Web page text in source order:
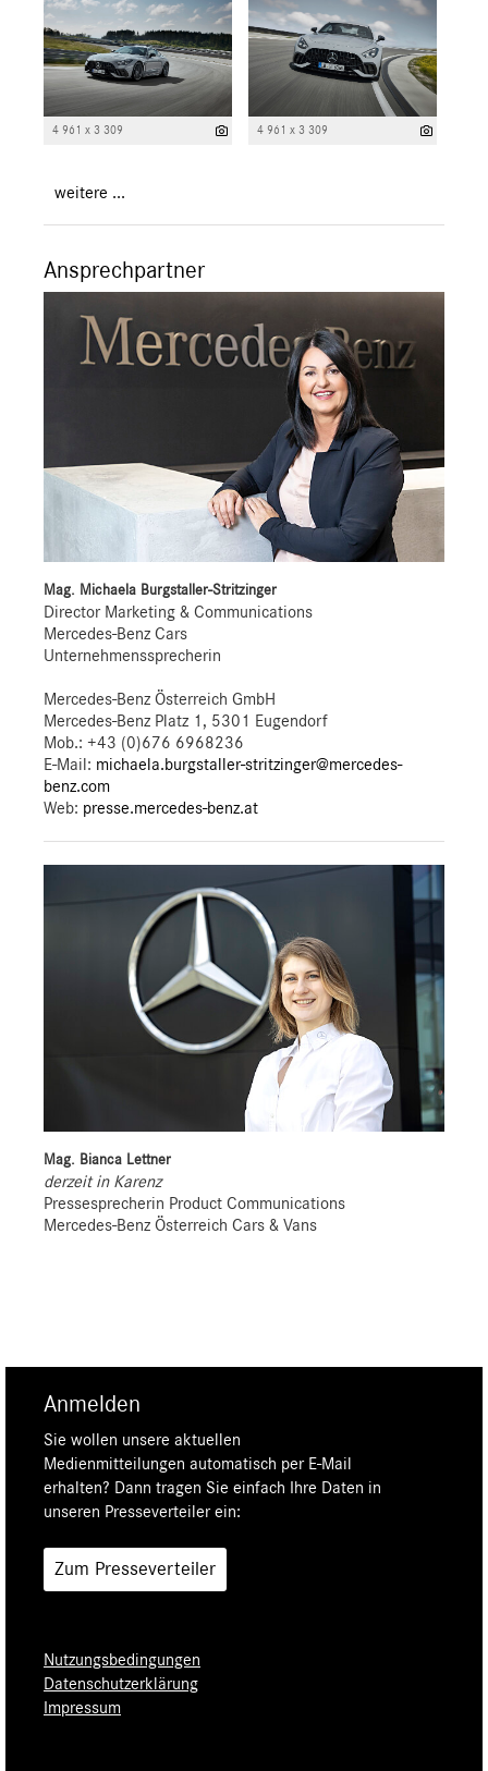
4 961 x 3 309 4 961 x 3 309
weitere ...
Ansprechpartner
Mag. Michaela Burgstaller-Stritzinger
Director Marketing & Communications
Mercedes-Benz Cars
Unternehmenssprecherin
Mercedes-Benz Österreich GmbH
Mercedes-Benz Platz 1, 5301 Eugendorf
Mob.: +43 (0)676 6968236
E-Mail: michaela.burgstaller-stritzinger@mercedes-
benz.com
Web: presse.mercedes-benz.at
Mag. Bianca Lettner
derzeit in Karenz
Pressesprecherin Product Communications
Mercedes-Benz Österreich Cars & Vans
Anmelden
Sie wollen unsere aktuellen
Medienmitteilungen automatisch per E-Mail
erhalten? Dann tragen Sie einfach Ihre Daten in
unseren Presseverteiler ein:
Zum Presseverteiler
Nutzungsbedingungen
Datenschutzerklärung
Impressum